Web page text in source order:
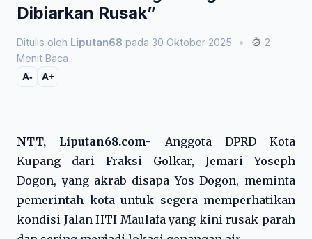
Dibiarkan Rusak”
Ditulis oleh Liputan68 pada 30 Oktober 2025 •
2
Menit Baca
A- A+
NTT, Liputan68.com- Anggota DPRD Kota
Kupang dari Fraksi Golkar, Jemari Yoseph
Dogon, yang akrab disapa Yos Dogon, meminta
pemerintah kota untuk segera memperhatikan
kondisi Jalan HTI Maulafa yang kini rusak parah